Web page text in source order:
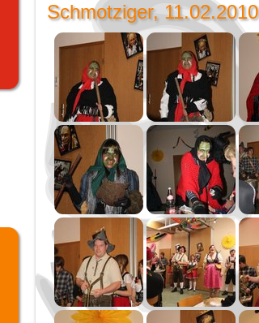
Schmotziger, 11.02.2010